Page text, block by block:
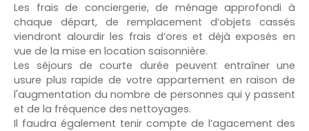
Les frais de conciergerie, de ménage approfondi à
chaque départ, de remplacement d’objets cassés
viendront alourdir les frais d’ores et déjà exposés en
vue de la mise en location saisonnière.
Les séjours de courte durée peuvent entraîner une
usure plus rapide de votre appartement en raison de
l'augmentation du nombre de personnes qui y passent
et de la fréquence des nettoyages.
Il faudra également tenir compte de l’agacement des